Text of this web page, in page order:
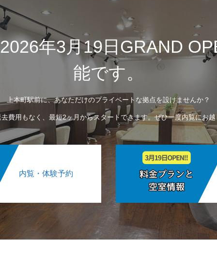
年3月19日GRAND
能です。
上本町駅前に、あなただけのプライベートな拠点を設けませんか？
費用もなく、最短2ヶ月からスタートできます。ぜひ一度内覧にお越
内覧・体験予約